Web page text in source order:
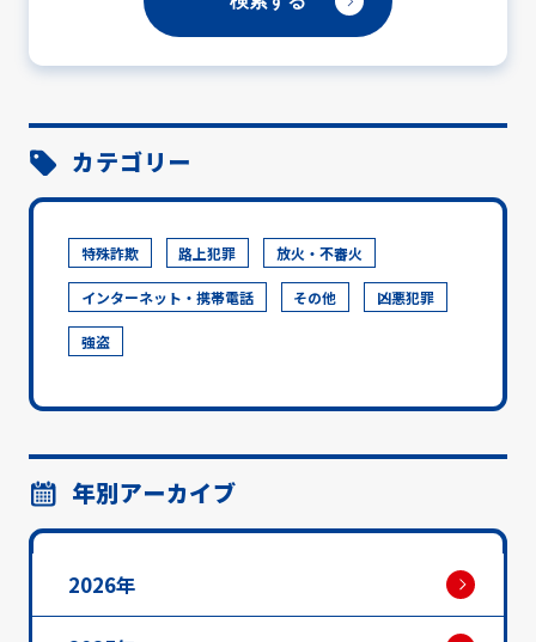
カテゴリー
特殊詐欺 路上犯罪 放火・不審火
インターネット・携帯電話 その他 凶悪犯罪
強盗
年別アーカイブ
2026年